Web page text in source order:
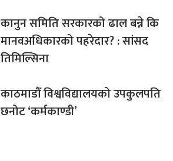
कानुन समिति सरकारको ढाल बन्ने कि
मानवअधिकारको पहरेदार? : सांसद
तिमिल्सिना
काठमाडौँ विश्वविद्यालयको उपकुलपति
छनोट ‘कर्मकाण्डी’